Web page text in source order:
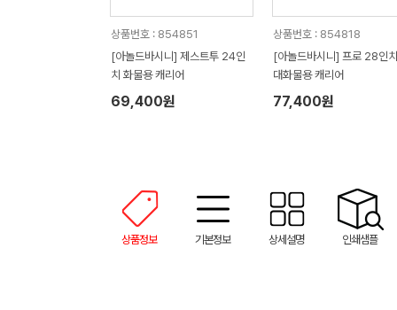
상품번호 : 854851
[아놀드바시니] 제스트투 24인
치 화물용 캐리어
69,400원
상품번호 : 854818
[아놀드바시니] 프로 28인
대화물용 캐리어
77,400원
상품정보 기본정보 상세설명 인쇄샘플